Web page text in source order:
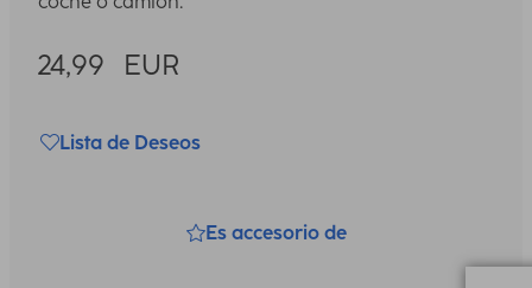
24,99 EUR
Lista de Deseos
Es accesorio de